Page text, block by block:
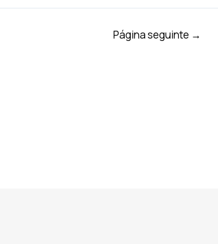
Página seguinte →